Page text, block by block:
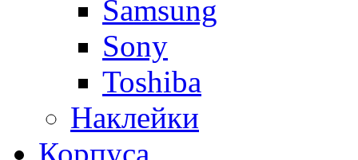
Samsung
Sony
Toshiba
Наклейки
Корпуса